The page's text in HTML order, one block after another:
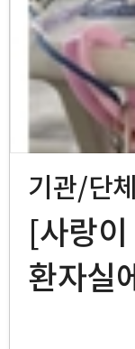
기관/단체
[사랑
환자실